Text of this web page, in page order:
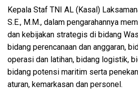
Kepala Staf TNI AL (Kasal)
S.E., M.M., dalam pengarahannya
dan kebijakan strategis di bidang
bidang perencanaan dan anggaran,
operasi dan latihan, bidang logistik,
bidang potensi maritim serta
aturan, kemarkasan dan personel.